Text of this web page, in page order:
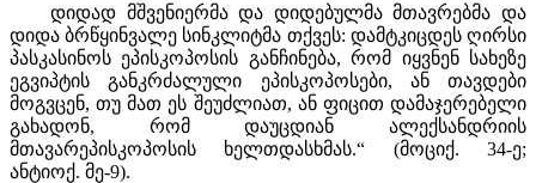
დიდად მშვენიერმა და დიდებულმა მთავრებმა და
დიდა ბრწყინვალე სინკლიტმა თქვეს: დამტკიცდეს ღირსი
პასკასინოს ეპისკოპოსის განჩინება, რომ იყვნენ სახეზე
ეგვიპტის განკრძალული ეპისკოპოსები, ან თავდები
მოგვცენ, თუ მათ ეს შეუძლიათ, ან ფიცით დამაჯერებელი
გახადონ, რომ დაუცდიან ალექსანდრიის
მთავარეპისკოპოსის ხელთდასხმას.“ (მოციქ. 34-ე;
ანტიოქ. მე-9).